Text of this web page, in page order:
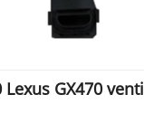
Lexus GX470